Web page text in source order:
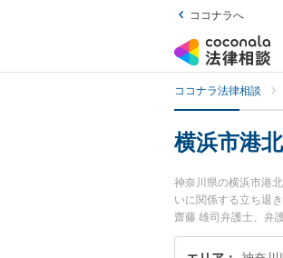
ココナラへ
ココナラ法律相談
横浜市港
神奈川県の横浜市港
いに関係する立ち退
齋藤 雄司弁護士、弁
ラブルのトラブルを
市港北区内の弁護士